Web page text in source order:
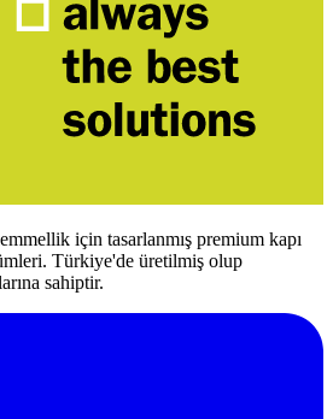
için tasarlanmış premium kapı
Türkiye'de üretilmiş olup
sahiptir.